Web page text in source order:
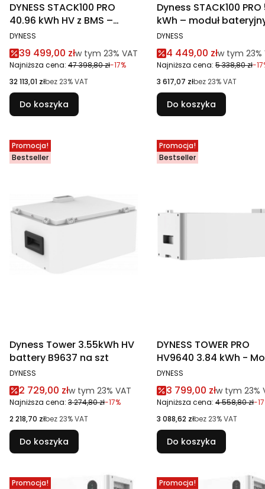
DYNESS STACK100 PRO
40.96 kWh HV z BMS –
magazyn energii LiFePO4
PRODUCENT
DYNESS
Cena promocyjna brutto
39 499,00 złw tym %s VAT
w tym 23% VAT
Najniższa cena: 47 398,80 zł-17%
Cena netto
32 113,01 złbez 23% VAT
Do koszyka
Dyness STACK100 PRO
kWh – moduł
LiFePO4
PRODUCENT
DYNESS
Cena promocyjna
4 449,00 złw tym %s
w tym 23%
Najniższa cena: 5 338,80 zł-
Cena netto
3 617,07 złbez 23% VAT
Do koszyka
Promocja!
Bestseller
Dyness Tower 3.55kWh HV
battery B9637 na szt
PRODUCENT
DYNESS
Cena promocyjna brutto
2 729,00 złw tym %s VAT
w tym 23% VAT
Najniższa cena: 3 274,80 zł-17%
Cena netto
2 218,70 złbez 23% VAT
Do koszyka
Promocja!
Bestseller
DYNESS TOWER PRO
HV9640 3.84 kWh -
szt
PRODUCENT
DYNESS
Cena promocyjna
3 799,00 złw tym %s
w tym 23%
Najniższa cena: 4 558,80 zł-
Cena netto
3 088,62 złbez 23% VAT
Do koszyka
Promocja!
Promocja!